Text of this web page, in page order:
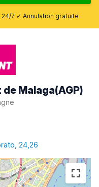
7 ✓ Annulation gratuite
Malaga(AGP)
24,26